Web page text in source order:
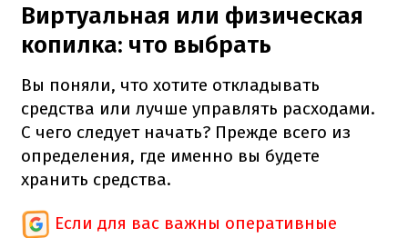
Виртуальная или физическая
копилка: что выбрать
Вы поняли, что хотите откладывать
средства или лучше управлять расходами.
С чего следует начать? Прежде всего из
определения, где именно вы будете
хранить средства.
Если для вас важны оперативные